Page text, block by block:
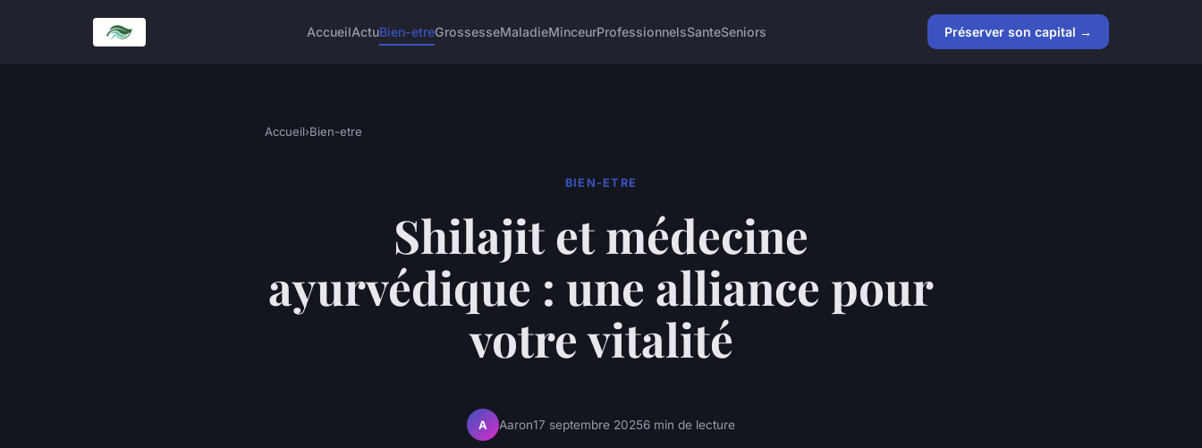
AccueilActuBien-etreGrossesseMaladieMinceurProfessionnelsSanteSeniors Préserver son capital →
Accueil›Bien-etre
BIEN-ETRE
Shilajit et médecine
ayurvédique : une alliance pour
votre vitalité
A Aaron17 septembre 20256 min de lecture